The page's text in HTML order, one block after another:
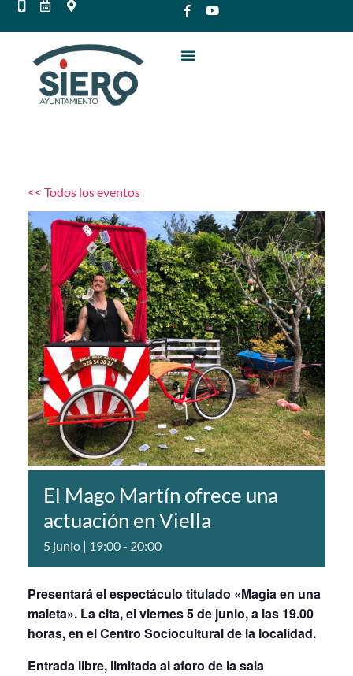
<< Todos los eventos
El Mago Martín ofrece una
actuación en Viella
5 junio | 19:00- 20:00
Presentará el espectáculo titulado «Magia en una
maleta». La cita, el viernes 5 de junio, a las 19.00
horas, en el Centro Sociocultural de la localidad.
Entrada libre, limitada al aforo de la sala